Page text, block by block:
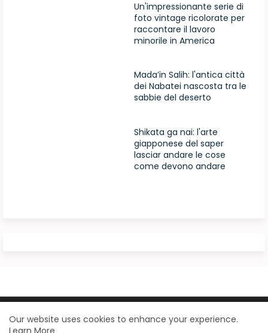
Un'impressionante serie di
foto vintage ricolorate per
raccontare il lavoro
minorile in America
Mada’in Salih: l'antica città
dei Nabatei nascosta tra le
sabbie del deserto
Shikata ga nai: l'arte
giapponese del saper
lasciar andare le cose
come devono andare
Design by - Blogger Templates
| Distributed by
Our website uses cookies to enhance your experience.
Learn More